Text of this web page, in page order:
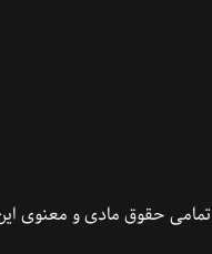
تمامی حقوق مادی و معنوی